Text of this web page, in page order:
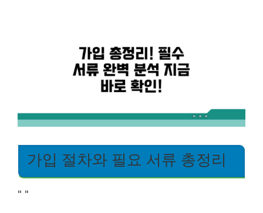
가입 절차와 필요 서류 총정리
" "